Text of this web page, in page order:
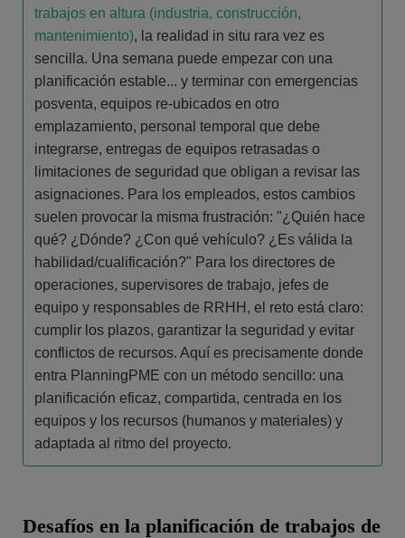
trabajos en altura (industria, construcción,
mantenimiento), la realidad in situ rara vez es
sencilla. Una semana puede empezar con una
planificación estable... y terminar con emergencias
posventa, equipos re-ubicados en otro
emplazamiento, personal temporal que debe
integrarse, entregas de equipos retrasadas o
limitaciones de seguridad que obligan a revisar las
asignaciones. Para los empleados, estos cambios
suelen provocar la misma frustración: "¿Quién hace
qué? ¿Dónde? ¿Con qué vehículo? ¿Es válida la
habilidad/cualificación?" Para los directores de
operaciones, supervisores de trabajo, jefes de
equipo y responsables de RRHH, el reto está claro:
cumplir los plazos, garantizar la seguridad y evitar
conflictos de recursos. Aquí es precisamente donde
entra PlanningPME con un método sencillo: una
planificación eficaz, compartida, centrada en los
equipos y los recursos (humanos y materiales) y
adaptada al ritmo del proyecto.
Desafíos en la planificación de trabajos de